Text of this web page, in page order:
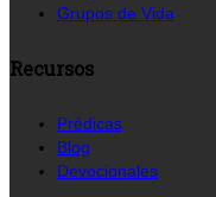
Grupos de Vida
Recursos
Prédicas
Blog
Devocionales